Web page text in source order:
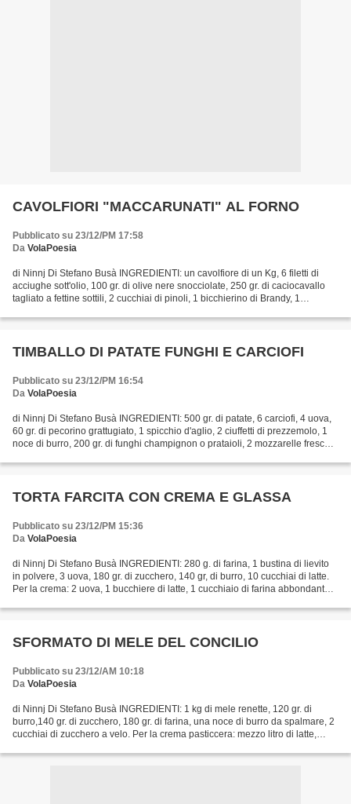
CAVOLFIORI "MACCARUNATI" AL FORNO
Pubblicato su 23/12/PM 17:58
Da VolaPoesia
di Ninnj Di Stefano Busà INGREDIENTI: un cavolfiore di un Kg, 6 filetti di
acciughe sott'olio, 100 gr. di olive nere snocciolate, 250 gr. di caciocavallo
tagliato a fettine sottili, 2 cucchiai di pinoli, 1 bicchierino di Brandy, 1
TIMBALLO DI PATATE FUNGHI E CARCIOFI
Pubblicato su 23/12/PM 16:54
Da VolaPoesia
di Ninnj Di Stefano Busà INGREDIENTI: 500 gr. di patate, 6 carciofi, 4 uova,
60 gr. di pecorino grattugiato, 1 spicchio d'aglio, 2 ciuffetti di prezzemolo, 1
noce di burro, 200 gr. di funghi champignon o prataioli, 2 mozzarelle fresche,
TORTA FARCITA CON CREMA E GLASSA
Pubblicato su 23/12/PM 15:36
Da VolaPoesia
di Ninnj Di Stefano Busà INGREDIENTI: 280 g. di farina, 1 bustina di lievito
in polvere, 3 uova, 180 gr. di zucchero, 140 gr, di burro, 10 cucchiai di latte.
Per la crema: 2 uova, 1 bucchiere di latte, 1 cucchiaio di farina abbondante,
SFORMATO DI MELE DEL CONCILIO
Pubblicato su 23/12/AM 10:18
Da VolaPoesia
di Ninnj Di Stefano Busà INGREDIENTI: 1 kg di mele renette, 120 gr. di
burro,140 gr. di zucchero, 180 gr. di farina, una noce di burro da spalmare, 2
cucchiai di zucchero a velo. Per la crema pasticcera: mezzo litro di latte,